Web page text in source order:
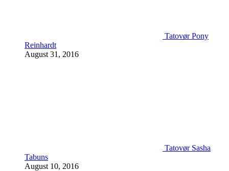
Tatovør Pony
Reinhardt
August 31, 2016
Tatovør Sasha
Tabuns
August 10, 2016